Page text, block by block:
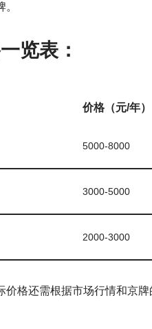
览表：
价格（元/年）
5000-8000
3000-5000
2000-3000
价格还需根据市场行情和京牌